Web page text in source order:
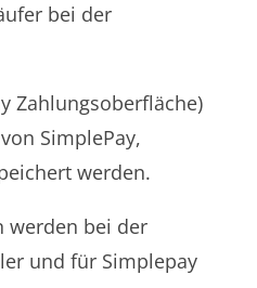
bei der
Zahlungsoberfläche)
SimplePay,
werden.
werden bei der
und für Simplepay